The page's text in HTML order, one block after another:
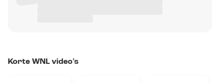
Korte WNL video's